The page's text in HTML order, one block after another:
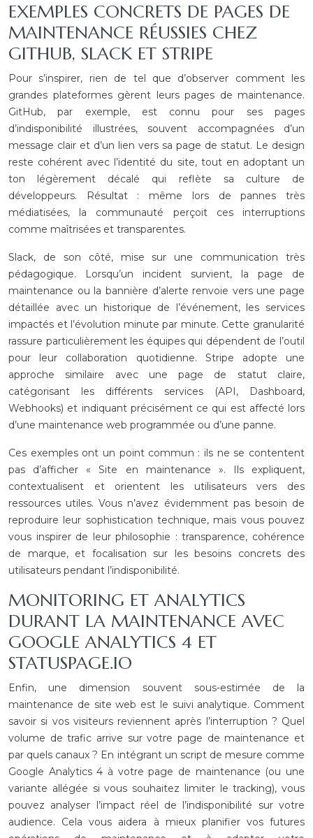
EXEMPLES CONCRETS DE PAGES DE
MAINTENANCE RÉUSSIES CHEZ
GITHUB, SLACK ET STRIPE
Pour s’inspirer, rien de tel que d’observer comment les
grandes plateformes gèrent leurs pages de maintenance.
GitHub, par exemple, est connu pour ses pages
d’indisponibilité illustrées, souvent accompagnées d’un
message clair et d’un lien vers sa page de statut. Le design
reste cohérent avec l’identité du site, tout en adoptant un
ton légèrement décalé qui reflète sa culture de
développeurs. Résultat : même lors de pannes très
médiatisées, la communauté perçoit ces interruptions
comme maîtrisées et transparentes.
Slack, de son côté, mise sur une communication très
pédagogique. Lorsqu’un incident survient, la page de
maintenance ou la bannière d’alerte renvoie vers une page
détaillée avec un historique de l’événement, les services
impactés et l’évolution minute par minute. Cette granularité
rassure particulièrement les équipes qui dépendent de l’outil
pour leur collaboration quotidienne. Stripe adopte une
approche similaire avec une page de statut claire,
catégorisant les différents services (API, Dashboard,
Webhooks) et indiquant précisément ce qui est affecté lors
d’une maintenance web programmée ou d’une panne.
Ces exemples ont un point commun : ils ne se contentent
pas d’afficher « Site en maintenance ». Ils expliquent,
contextualisent et orientent les utilisateurs vers des
ressources utiles. Vous n’avez évidemment pas besoin de
reproduire leur sophistication technique, mais vous pouvez
vous inspirer de leur philosophie : transparence, cohérence
de marque, et focalisation sur les besoins concrets des
utilisateurs pendant l’indisponibilité.
MONITORING ET ANALYTICS
DURANT LA MAINTENANCE AVEC
GOOGLE ANALYTICS 4 ET
STATUSPAGE.IO
Enfin, une dimension souvent sous-estimée de la
maintenance de site web est le suivi analytique. Comment
savoir si vos visiteurs reviennent après l’interruption ? Quel
volume de trafic arrive sur votre page de maintenance et
par quels canaux ? En intégrant un script de mesure comme
Google Analytics 4 à votre page de maintenance (ou une
variante allégée si vous souhaitez limiter le tracking), vous
pouvez analyser l’impact réel de l’indisponibilité sur votre
audience. Cela vous aidera à mieux planifier vos futures